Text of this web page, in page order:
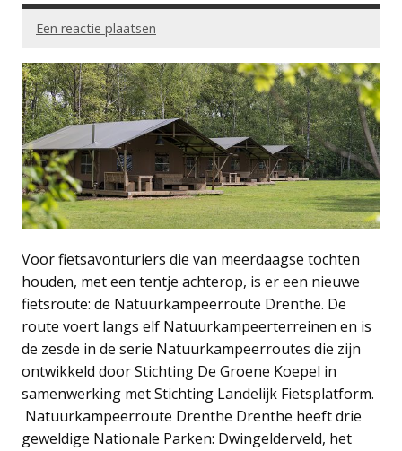
Een reactie plaatsen
Voor fietsavonturiers die van meerdaagse tochten
houden, met een tentje achterop, is er een nieuwe
fietsroute: de Natuurkampeerroute Drenthe. De
route voert langs elf Natuurkampeerterreinen en is
de zesde in de serie Natuurkampeerroutes die zijn
ontwikkeld door Stichting De Groene Koepel in
samenwerking met Stichting Landelijk Fietsplatform.
Natuurkampeerroute Drenthe Drenthe heeft drie
geweldige Nationale Parken: Dwingelderveld, het